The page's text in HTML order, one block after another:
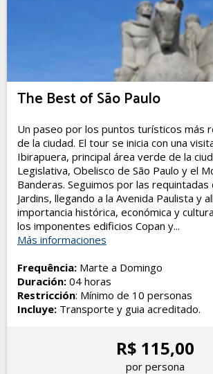
The Best of São Paulo
Un paseo por los puntos turísticos más
de la ciudad. El tour se inicia con una
Ibirapuera, principal área verde de la
Legislativa, Obelisco de São Paulo y el
Banderas. Seguimos por las requintadas
Jardins, llegando a la Avenida Paulista y
importancia histórica, económica y
los imponentes edificios Copan y...
Más informaciones
Frequência: Marte a Domingo
Duración: 04 horas
Restricción: Mínimo de 10 personas
Incluye: Transporte y guia acreditado.
R$ 115,00
por persona